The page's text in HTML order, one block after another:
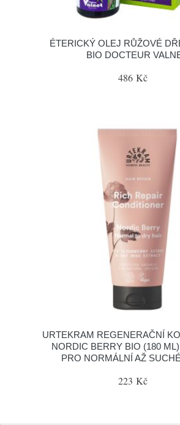
ÉTERICKÝ OLEJ RŮŽOVÉ
BIO DOCTEUR
486 Kč
URTEKRAM REGENERAČNÍ
NORDIC BERRY BIO (180
PRO NORMÁLNÍ AŽ
223 Kč